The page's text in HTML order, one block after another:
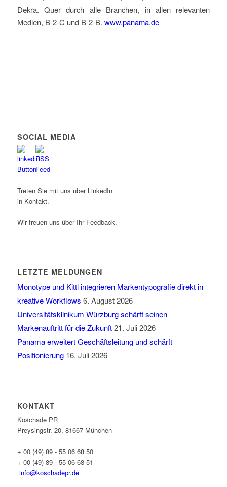
Dekra. Quer durch alle Branchen, in allen relevanten
Medien, B-2-C und B-2-B. www.panama.de
SOCIAL MEDIA
Treten Sie mit uns über LinkedIn
in Kontakt.
Wir freuen uns über Ihr Feedback.
LETZTE MELDUNGEN
Monotype und Kittl integrieren Markentypografie direkt in
kreative Workflows 6. August 2026
Universitätsklinikum Würzburg schärft seinen
Markenauftritt für die Zukunft 21. Juli 2026
Panama erweitert Geschäftsleitung und schärft
Positionierung 16. Juli 2026
KONTAKT
Koschade PR
Preysingstr. 20, 81667 München
+ 00 (49) 89 - 55 06 68 50
+ 00 (49) 89 - 55 06 68 51
info@koschadepr.de